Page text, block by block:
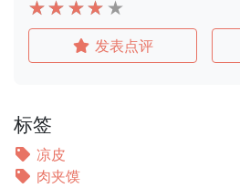
发表点评
标签
凉皮
肉夹馍